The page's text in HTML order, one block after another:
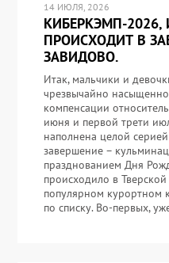
14 ИЮЛЯ, 2026
КИБЕРКЭМП-2026,
ПРОИСХОДИТ В
ЗАВИДОВО.
Итак, мальчики и
чрезвычайно
компенсации
июня и первой трети
наполнена целой
завершение –
празднованием Дня
происходило в
популярном курортном
по списку. Во-первых,